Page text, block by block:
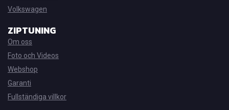
Volkswagen
ZIPTUNING
Om oss
Foto och Videos
Webshop
Garanti
Fullständiga villkor